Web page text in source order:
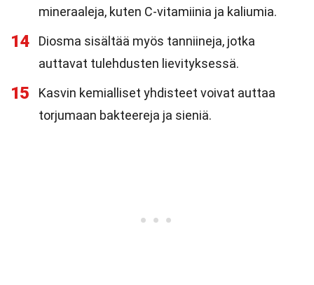
mineraaleja, kuten C-vitamiinia ja kaliumia.
14
Diosma sisältää myös tanniineja, jotka
auttavat tulehdusten lievityksessä.
15
Kasvin kemialliset yhdisteet voivat auttaa
torjumaan bakteereja ja sieniä.